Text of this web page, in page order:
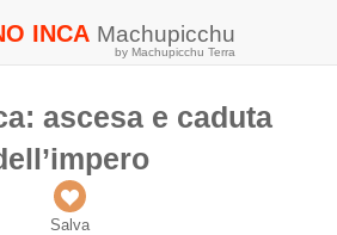
INCA Machupicchu
by Machupicchu Terra
ascesa e caduta
Salva